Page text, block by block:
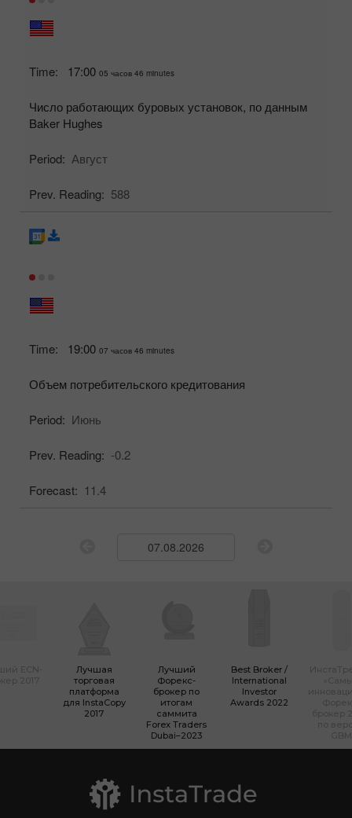
Time: 17:00 05 часов 46 minutes
Число работающих буровых установок, по данным
Baker Hughes
Period: Август
Prev. Reading: 588
Time: 19:00 07 часов 46 minutes
Объем потребительского кредитования
Period: Июнь
Prev. Reading: -0.2
Forecast: 11.4
Лучшая
торговая
платформа
для InstaCopy
2017
Лучший
Форекс-
брокер по
итогам
саммита
Forex Traders
Dubai–2023
Best Broker /
International
Investor
Awards 2022